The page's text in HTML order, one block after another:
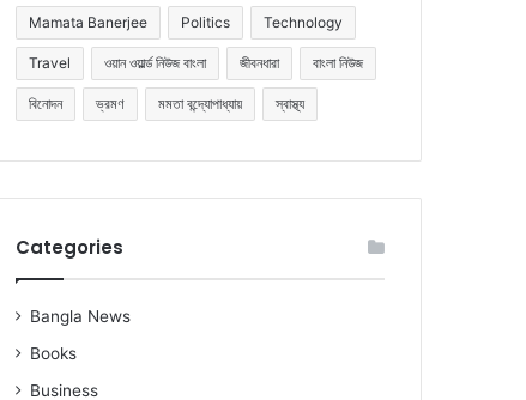
Mamata Banerjee Politics Technology
Travel ওয়ান ওয়ার্ল্ড নিউজ বাংলা জীবনধারা বাংলা নিউজ
বিনোদন ভ্রমণ মমতা বন্দ্যোপাধ্যায় স্বাস্থ্য
Categories
Bangla News
Books
Business